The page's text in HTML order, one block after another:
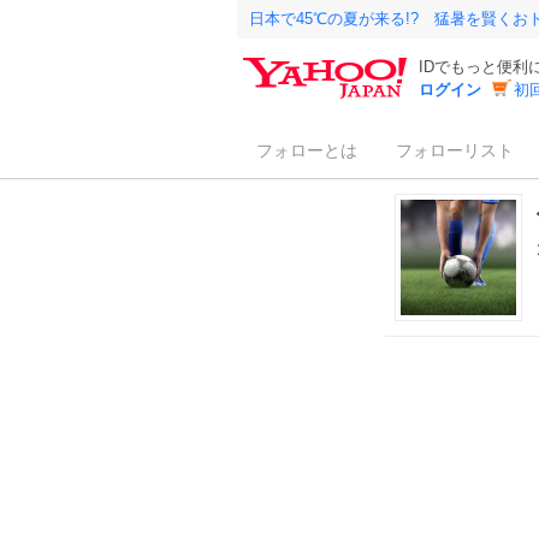
日本で45℃の夏が来る!? 猛暑を賢くお
IDでもっと便利
ログイン
初
フォローとは フォローリスト